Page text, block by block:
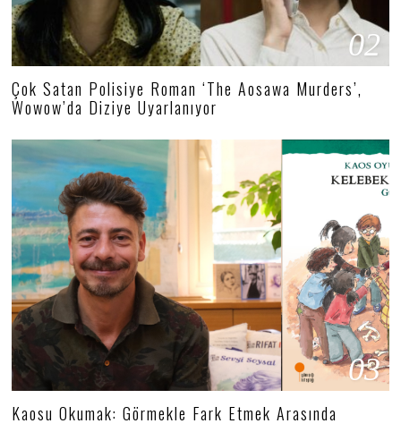
02
Çok Satan Polisiye Roman ‘The Aosawa Murders’,
Wowow’da Diziye Uyarlanıyor
03
Kaosu Okumak: Görmekle Fark Etmek Arasında